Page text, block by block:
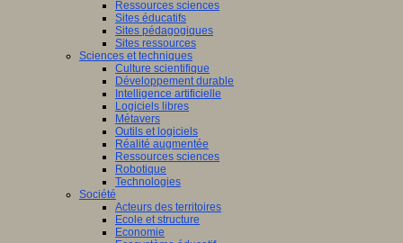
Ressources sciences
Sites éducatifs
Sites pédagogiques
Sites ressources
Sciences et techniques
Culture scientifique
Développement durable
Intelligence artificielle
Logiciels libres
Métavers
Outils et logiciels
Réalité augmentée
Ressources sciences
Robotique
Technologies
Société
Acteurs des territoires
Ecole et structure
Economie